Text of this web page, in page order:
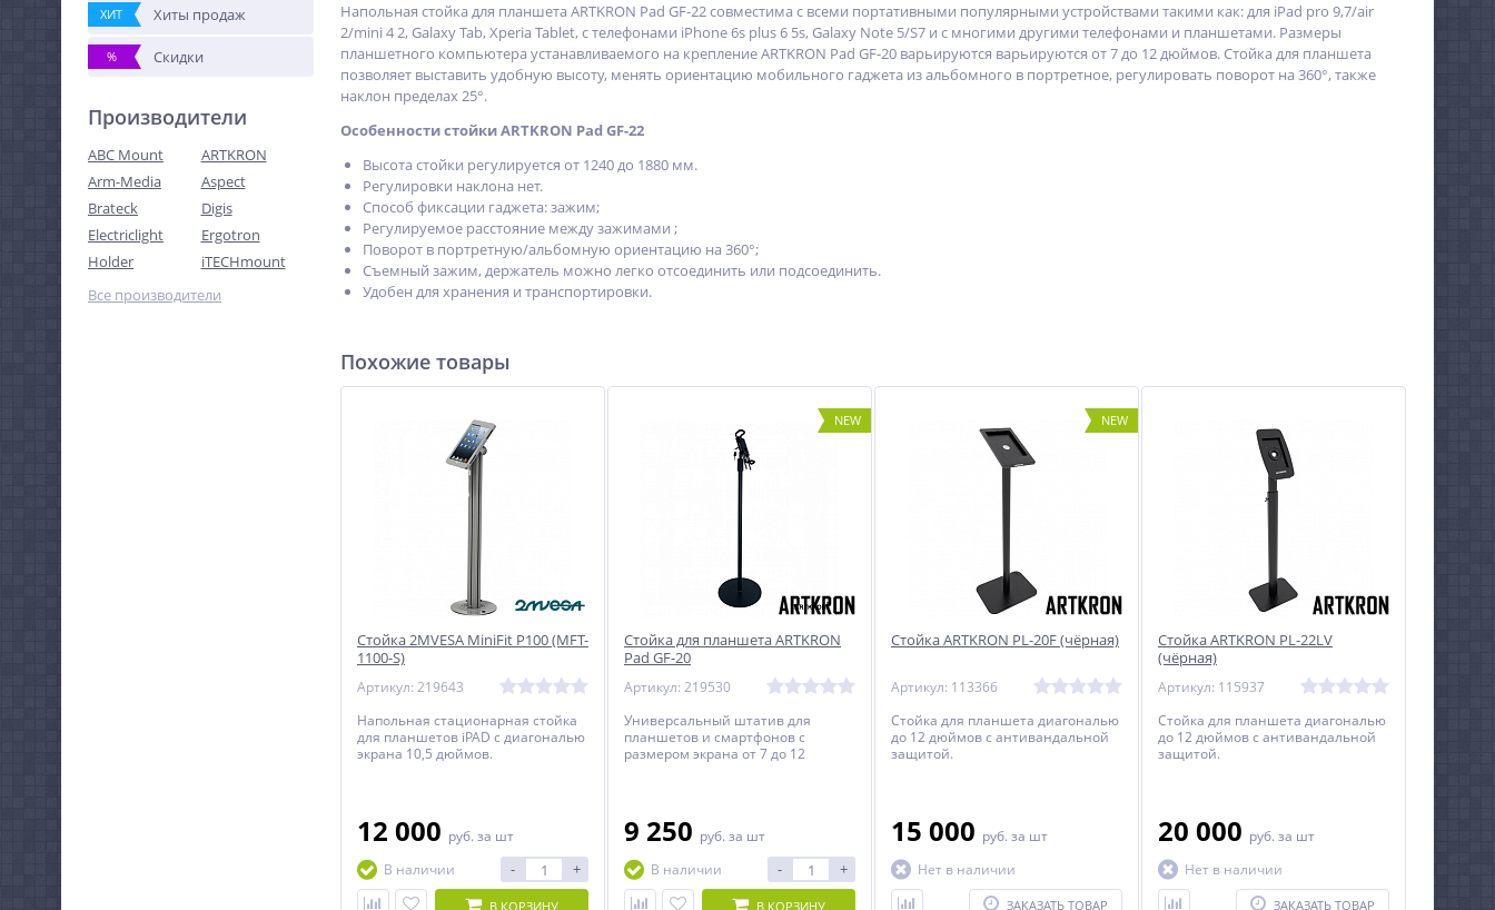
ХИТ Хиты продаж
% Скидки
Производители
ABC Mount
ARTKRON
Arm-Media
Aspect
Brateck
Digis
Electriclight
Ergotron
Holder
iTECHmount
Все производители
Напольная стойка для планшета ARTKRON Pad GF-22 совместима с всеми портативными популярными устройствами такими как: для iPad pro 9,7/air
2/mini 4 2, Galaxy Tab, Xperia Tablet, с телефонами iPhone 6s plus 6 5s, Galaxy Note 5/S7 и с многими другими телефонами и планшетами. Размеры
планшетного компьютера устанавливаемого на крепление ARTKRON Pad GF-20 варьируются варьируются от 7 до 12 дюймов. Стойка для планшета
позволяет выставить удобную высоту, менять ориентацию мобильного гаджета из альбомного в портретное, регулировать поворот на 360°, также
наклон пределах 25°.
Особенности стойки ARTKRON Pad GF-22
Высота стойки регулируется от 1240 до 1880 мм.
Регулировки наклона нет.
Способ фиксации гаджета: зажим;
Регулируемое расстояние между зажимами ;
Поворот в портретную/альбомную ориентацию на 360°;
Съемный зажим, держатель можно легко отсоединить или подсоединить.
Удобен для хранения и транспортировки.
Похожие товары
Стойка 2MVESA MiniFit P100 (MFT-
1100-S)
Артикул: 219643
Напольная стационарная стойка
для планшетов iPAD с диагональю
экрана 10,5 дюймов.
12 000 руб. за шт
В наличии
- +
В КОРЗИНУ
NEW
Стойка для планшета ARTKRON
Pad GF-20
Артикул: 219530
Универсальный штатив для
планшетов и смартфонов с
размером экрана от 7 до 12
9 250 руб. за шт
В наличии
- +
В КОРЗИНУ
NEW
Стойка ARTKRON PL-20F (чёрная)
Артикул: 113366
Стойка для планшета диагональю
до 12 дюймов с антивандальной
защитой.
15 000 руб. за шт
Нет в наличии
ЗАКАЗАТЬ ТОВАР
Стойка ARTKRON PL-22LV
(чёрная)
Артикул: 115937
Стойка для планшета диагональю
до 12 дюймов с антивандальной
защитой.
20 000 руб. за шт
Нет в наличии
ЗАКАЗАТЬ ТОВАР